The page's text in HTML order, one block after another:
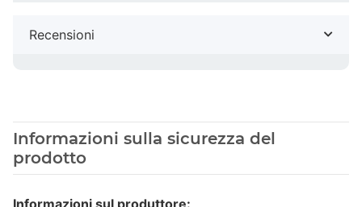
Recensioni
Informazioni sulla sicurezza del
prodotto
Informazioni sul produttore: